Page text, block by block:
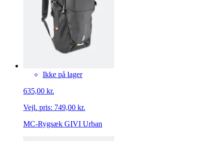
Ikke på lager
635,00 kr.
Vejl. pris: 749,00 kr.
MC-Rygsæk GIVI Urban